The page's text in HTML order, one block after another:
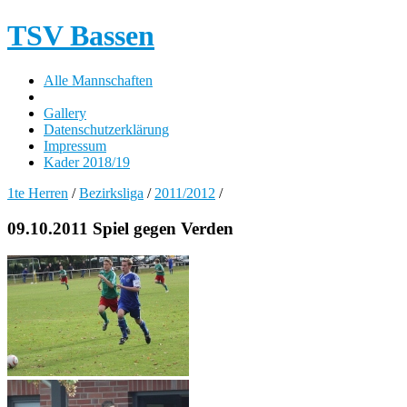
TSV Bassen
Alle Mannschaften
Gallery
Datenschutzerklärung
Impressum
Kader 2018/19
1te Herren /Bezirksliga / 2011/2012 /
09.10.2011 Spiel gegen Verden